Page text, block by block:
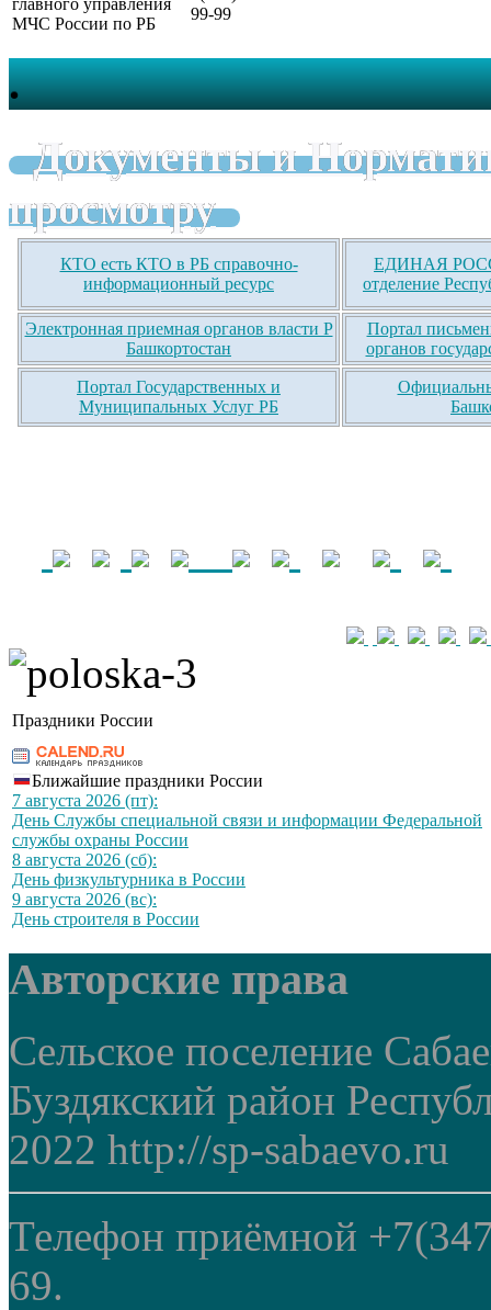
главного управления
МЧС России по РБ
99-99
.
Документы и
просмотру
КТО есть КТО в РБ справочно-
информационный ресурс
ЕДИНАЯ
отделение
Электронная приемная органов власти Р
Башкортостан
Портал
органов
Портал Государственных и
Муниципальных Услуг РБ
Праздники России
Ближайшие праздники России
7 августа 2026 (пт):
День Службы специальной связи и информации Федеральной
службы охраны России
8 августа 2026 (сб):
День физкультурника в России
9 августа 2026 (вс):
День строителя в России
Авторские права
Сельское поселение
Буздякский район
2022 http://sp-sabaevo.ru
Телефон приёмной
69.